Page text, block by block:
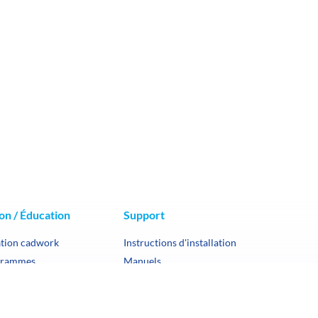
/ Éducation
cadwork
Support
Instructions d'installation
Manuels